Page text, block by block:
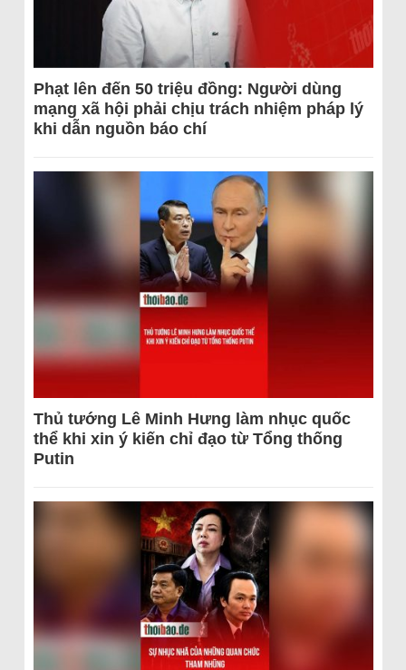
Phạt lên đến 50 triệu đồng: Người dùng
mạng xã hội phải chịu trách nhiệm pháp lý
khi dẫn nguồn báo chí
Thủ tướng Lê Minh Hưng làm nhục quốc
thể khi xin ý kiến chỉ đạo từ Tổng thống
Putin